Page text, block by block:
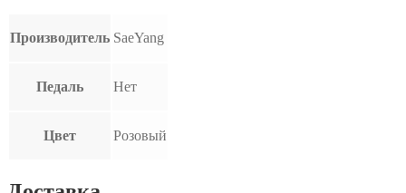
Производитель SaeYang
Педаль Нет
Цвет Розовый